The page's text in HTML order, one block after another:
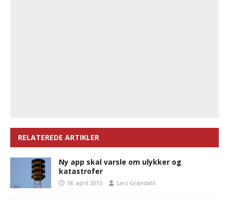
RELATEREDE ARTIKLER
Ny app skal varsle om ulykker og
katastrofer
18. april 2015 Lars Grøndahl